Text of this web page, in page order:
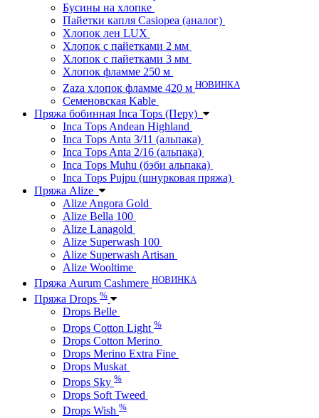
Бусины на хлопке
Пайетки капля Casiopea (аналог)
Хлопок лен LUX
Хлопок с пайетками 2 мм
Хлопок с пайетками 3 мм
Хлопок фламме 250 м
Zaza хлопок фламме 420 м НОВИНКА
Семеновская Kable
Пряжа бобинная Inca Tops (Перу)
Inca Tops Andean Highland
Inca Tops Anta 3/11 (альпака)
Inca Tops Anta 2/16 (альпака)
Inca Tops Muhu (бэби альпака)
Inca Tops Pujpu (шнурковая пряжа)
Пряжа Alize
Alize Angora Gold
Alize Bella 100
Alize Lanagold
Alize Superwash 100
Alize Superwash Artisan
Alize Wooltime
Пряжа Aurum Cashmere НОВИНКА
Пряжа Drops %
Drops Belle
Drops Cotton Light %
Drops Cotton Merino
Drops Merino Extra Fine
Drops Muskat
Drops Sky %
Drops Soft Tweed
Drops Wish %